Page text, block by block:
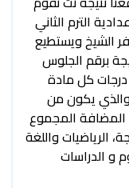
الترم الثاني
بكفر الشيخ ويستطيع
برقم الجلوس
كل مادة
يكون من
المضافة المجموع
الآتي، اللغة العربية من 80 درجة، الرياضيات واللغة
و الدراسات